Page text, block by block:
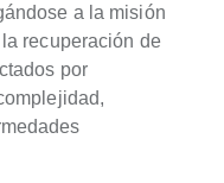
a la misión
recuperación de
por